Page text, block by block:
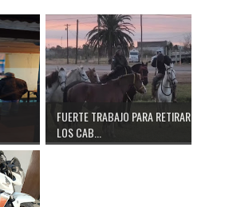
FUERTE TRABAJO PARA RETIRAR
LOS CAB...